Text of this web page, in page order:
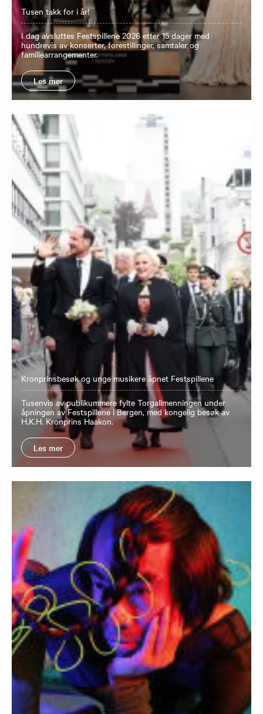
Tusen takk for i år!
I dag avsluttes Festspillene 2026 etter 15 dager med
hundrevis av konserter, forestillinger, samtaler og
familiearrangementer.
Les mer
Kronprinsbesøk og unge musikere åpnet Festspillene
Tusenvis av publikummere fylte Torgallmenningen under
åpningen av Festspillene i Bergen, med kongelig besøk av
H.K.H. Kronprins Haakon.
Les mer